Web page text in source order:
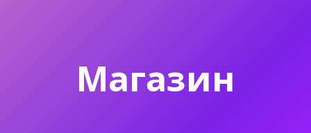
Магазин